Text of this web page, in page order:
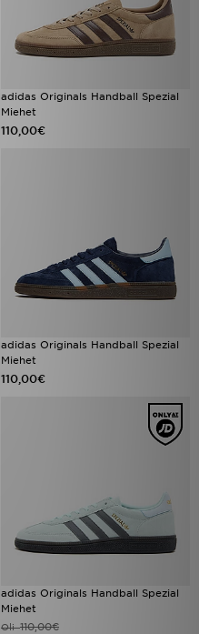
adidas Originals Handball Spezial
Miehet
110,00€
adidas Originals Handball Spezial
Miehet
110,00€
adidas Originals Handball Spezial
Miehet
Oli110,00€